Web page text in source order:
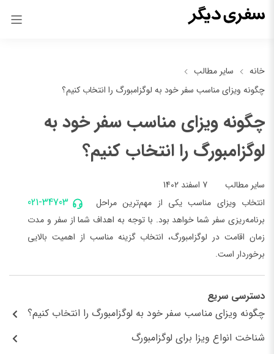
خانه
سایر مطالب
چگونه ویزای مناسب سفر خود به لوگزامبورگ را انتخاب کنیم؟
چگونه ویزای مناسب سفر خود به
لوگزامبورگ را انتخاب کنیم؟
سایر مطالب 7 اسفند 1402
021-34703
انتخاب ویزای مناسب یکی از مهم‌ترین مراحل
برنامه‌ریزی سفر شما خواهد بود. با توجه به اهداف شما از سفر و مدت
زمان اقامت در لوگزامبورگ، انتخاب گزینه مناسب از اهمیت بالایی
برخوردار است.
دسترسی سریع
چگونه ویزای مناسب سفر خود به لوگزامبورگ را انتخاب کنیم؟
شناخت انواع ویزا برای لوگزامبورگ